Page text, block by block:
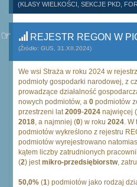
(KLASY WIELKOŚCI, SEKCJE PKD,
REJESTR REGON W
(Źródło: GUS, 31.XII.2024)
We wsi Straża w roku 2024 w
podmioty gospodarki narodowej, z
prowadzące działalność
nowych podmiotów, a 0 podmiotów
przestrzeni lat2009-2024 najwięcej (
2018, a najmniej (0) w roku 2024. W
podmiotów wykreślono z rejestru
podmiotów wyrejestrowano
kątem liczby zatrudnionych
(2) jestmikro-przedsiębiorstw,
50,0% (1) podmiotów jako rodzaj